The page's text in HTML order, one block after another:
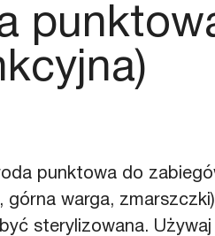
punktowa do
górna warga,
sterylizowana.